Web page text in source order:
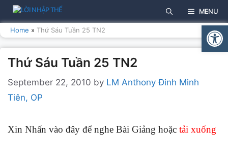
Skip
to
content
MENU
Home » Thứ Sáu Tuần 25 TN2
Thứ Sáu Tuần 25 TN2
September 22, 2010 by LM Anthony Đinh Minh
Tiên, OP
Xin Nhấn vào đây để nghe Bài Giảng hoặc tải xuống